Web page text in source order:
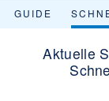
GUIDE
Aktuelle